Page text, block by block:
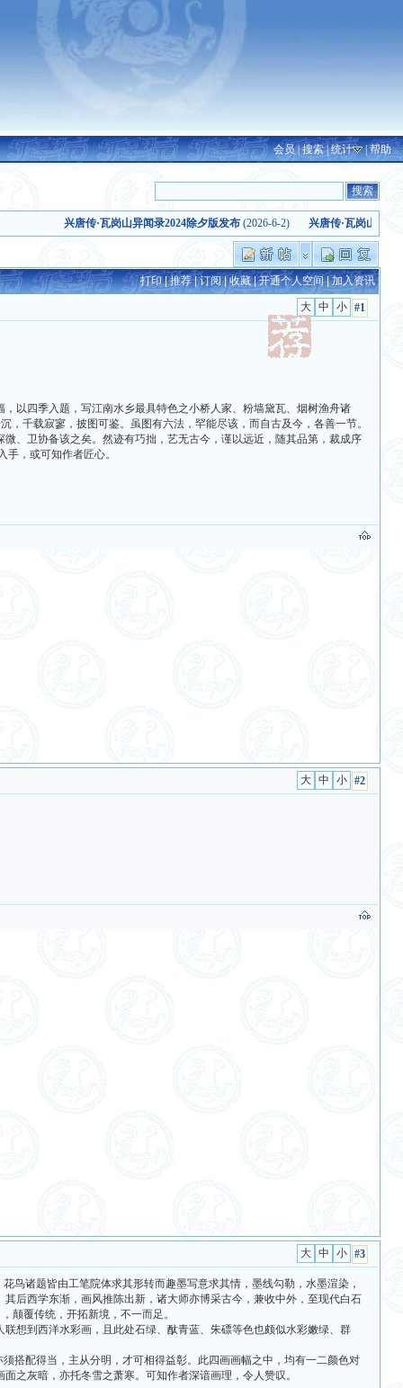
会员|搜索|统计 |帮助
兴唐传·瓦岗山异闻录2024除夕版发布(2026-6-2) 兴唐传·瓦岗山异闻录（
打印|推荐|订阅|收藏|开通个人空间|加入资讯
#1
四季入题，写江南水乡最具特色之小桥人家、粉墙黛瓦、烟树渔舟诸
千载寂寥，披图可鉴。虽图有六法，罕能尽该，而自古及今，各善一节。
、卫协备该之矣。然迹有巧拙，艺无古今，谨以远近，随其品第，裁成序
，或可知作者匠心。
#2
#3
诸题皆由工笔院体求其形转而趣墨写意求其情，墨线勾勒，水墨渲染，
后西学东渐，画风推陈出新，诸大师亦博采古今，兼收中外，至现代白石
颠覆传统，开拓新境，不一而足。
到西洋水彩画，且此处石绿、酞青蓝、朱磦等色也颇似水彩嫩绿、群
配得当，主从分明，才可相得益彰。此四画画幅之中，均有一二颜色对
之灰暗，亦托冬雪之萧寒。可知作者深谙画理，令人赞叹。